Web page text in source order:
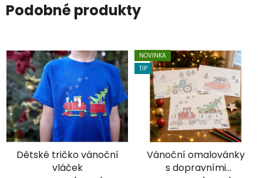
Podobné produkty
Dětské tričko vánoční
vláček
NOVINKA
TIP
Vánoční omalovánky
s dopravními